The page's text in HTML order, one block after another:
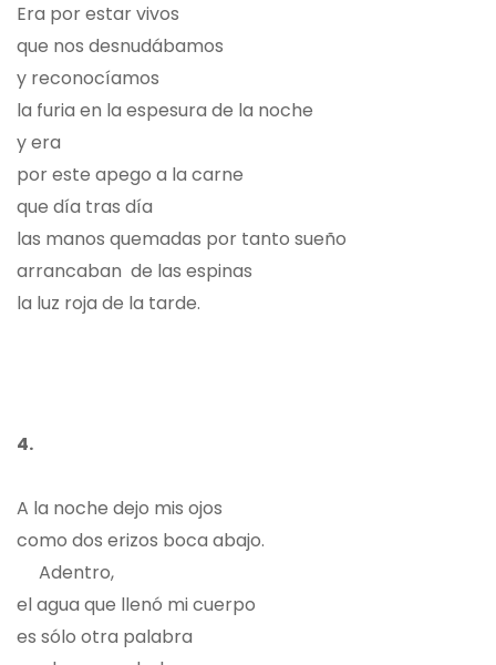
Era por estar vivos
que nos desnudábamos
y reconocíamos
la furia en la espesura de la noche
y era
por este apego a la carne
que día tras día
las manos quemadas por tanto sueño
arrancaban de las espinas
la luz roja de la tarde.
4.
A la noche dejo mis ojos
como dos erizos boca abajo.
Adentro,
el agua que llenó mi cuerpo
es sólo otra palabra